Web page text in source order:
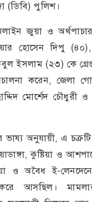
(ডিবি) পুলিশ।
জুয়া ও
হোসেন দিপু
ইসলাম (২৩) কে
করেন, জেলা
মোর্শেদ চৌধুরী
ভাষ্য অনুযায়ী, এ চক্রটি
কুষ্টিয়া ও
ও অবৈধ ই-
আসছিল।